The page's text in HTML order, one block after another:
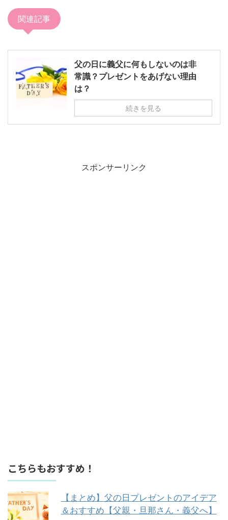
関連記事
父の日に義父に何もしないのは非
常識？プレゼントをあげない理由
は？
続きを見る
スポンサーリンク
こちらもおすすめ！
【まとめ】父の日プレゼントのアイデア
＆おすすめ【父親・旦那さん・義父へ】